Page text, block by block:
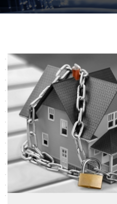
REFERENCE
KARIÉRA
KONTAKT